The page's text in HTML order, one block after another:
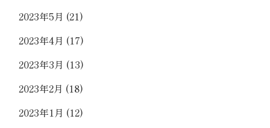
2023年5月 (21)
2023年4月 (17)
2023年3月 (13)
2023年2月 (18)
2023年1月 (12)